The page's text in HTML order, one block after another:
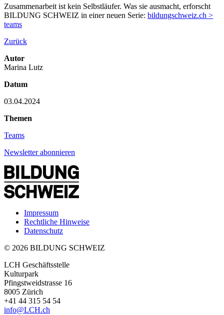
Zusammenarbeit ist kein Selbstläufer. Was sie ausmacht, erforscht
BILDUNG SCHWEIZ in einer neuen Serie: bildungschweiz.ch >
teams
Zurück
Autor
Marina Lutz
Datum
03.04.2024
Themen
Teams
Newsletter abonnieren
Impressum
Rechtliche Hinweise
Datenschutz
© 2026 BILDUNG SCHWEIZ
LCH Geschäftsstelle
Kulturpark
Pfingstweidstrasse 16
8005 Zürich
+41 44 315 54 54
info@LCH.ch